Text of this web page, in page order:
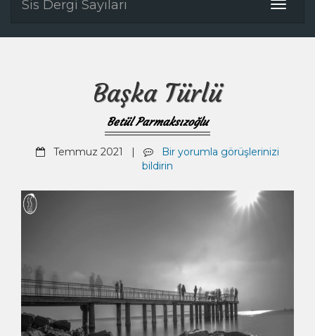
Toggle
Sis Dergi Sayıları
Başka Türlü
Betül Parmaksızoğlu
Temmuz 2021 |
Bir yorumla görüşlerinizi
bildirin